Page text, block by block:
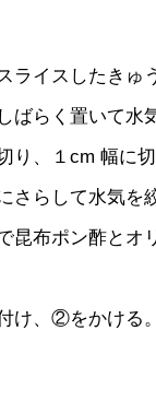
ライスしたきゅ
ばらく置いて水
り、１cm 幅に
さらして水気を
昆布ポン酢とオ
、②をかける。